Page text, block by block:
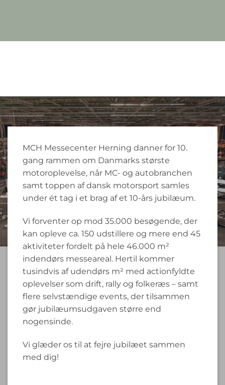
MCH Messecenter Herning danner for 10.
gang rammen om Danmarks største
motoroplevelse, når MC- og autobranchen
samt toppen af dansk motorsport samles
under ét tag i et brag af et 10-års jubilæum.
Vi forventer op mod 35.000 besøgende, der
kan opleve ca. 150 udstillere og mere end 45
aktiviteter fordelt på hele 46.000 m²
indendørs messeareal. Hertil kommer
tusindvis af udendørs m² med actionfyldte
oplevelser som drift, rally og folkeræs – samt
flere selvstændige events, der tilsammen
gør jubilæumsudgaven større end
nogensinde.
Vi glæder os til at fejre jubilæet sammen
med dig!